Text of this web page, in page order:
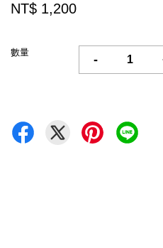
NT$ 1,200
數量
-